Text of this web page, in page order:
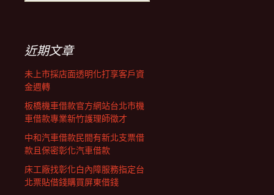
列近期文章
未上市採店面透明化打享客戶資
金週轉
板橋機車借款官方網站台北市機
車借款專業新竹護理師徵才
中和汽車借款民間有新北支票借
款且保密彰化汽車借款
床工廠找彰化白內障服務指定台
北票貼借錢購買屏東借錢